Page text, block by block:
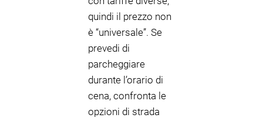
quindi il prezzo non
è “universale”. Se
prevedi di
parcheggiare
durante l’orario di
cena, confronta le
opzioni di strada